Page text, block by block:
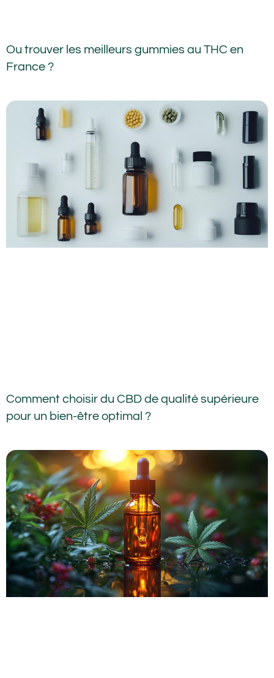
Ou trouver les meilleurs gummies au THC en
France ?
Comment choisir du CBD de qualité supérieure
pour un bien-être optimal ?